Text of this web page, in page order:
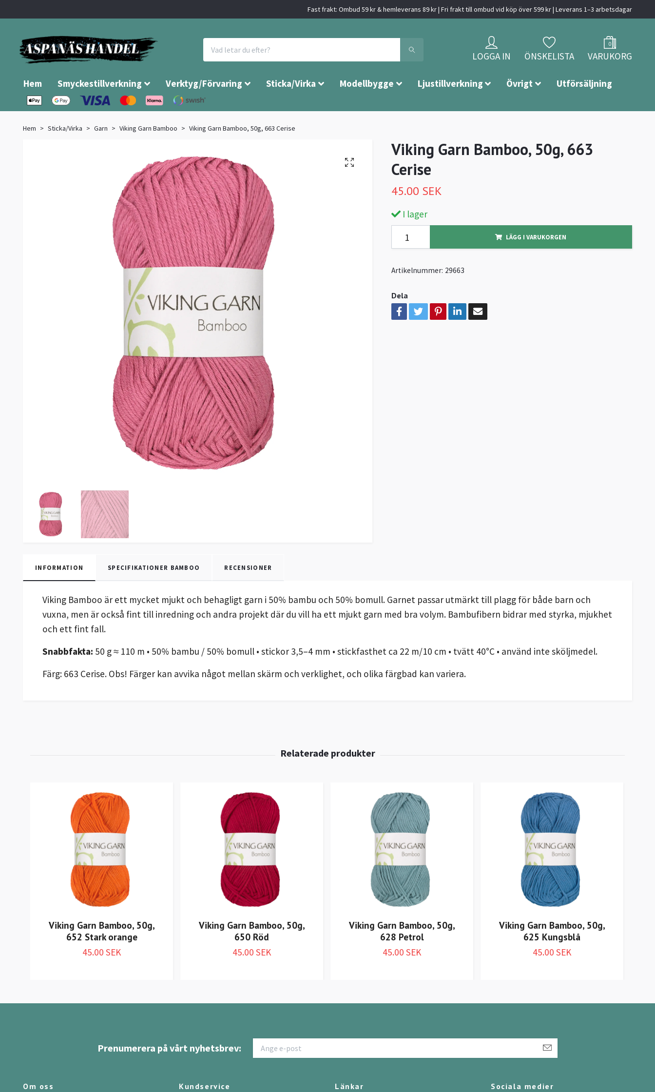
Fast frakt: Ombud 59 kr & hemleverans 89 kr | Fri frakt till ombud vid köp över 599 kr | Leverans 1–3 arbetsdagar
LOGGA IN ÖNSKELISTA
0
VARUKORG
Hem Smyckestillverkning Verktyg/Förvaring Sticka/Virka Modellbygge Ljustillverkning Övrigt Utförsäljning
Hem Sticka/Virka Garn Viking Garn Bamboo Viking Garn Bamboo, 50g, 663 Cerise
Viking Garn Bamboo, 50g, 663
Cerise
45.00 SEK
I lager
LÄGG I VARUKORGEN
Artikelnummer: 29663
Dela
INFORMATION SPECIFIKATIONER BAMBOO RECENSIONER
Viking Bamboo är ett mycket mjukt och behagligt garn i 50% bambu och 50% bomull. Garnet passar utmärkt till plagg för både barn och
vuxna, men är också fint till inredning och andra projekt där du vill ha ett mjukt garn med bra volym. Bambufibern bidrar med styrka, mjukhet
och ett fint fall.
Snabbfakta: 50 g ≈ 110 m • 50% bambu / 50% bomull • stickor 3,5–4 mm • stickfasthet ca 22 m/10 cm • tvätt 40°C • använd inte sköljmedel.
Färg: 663 Cerise. Obs! Färger kan avvika något mellan skärm och verklighet, och olika färgbad kan variera.
Viking Garn Bamboo, 50g,
652 Stark orange
45.00 SEK
Viking Garn Bamboo, 50g,
650 Röd
45.00 SEK
Viking Garn Bamboo, 50g,
628 Petrol
45.00 SEK
Viking Garn Bamboo, 50g,
625 Kungsblå
45.00 SEK
Prenumerera på vårt nyhetsbrev:
Om oss Kundservice Länkar Sociala medier